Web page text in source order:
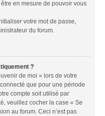
en mesure de pouvoir vous
votre mot de passe,
du forum.
?
de moi » lors de votre
que pour une période
compte soit utilisé par
veuillez cocher la case « Se
au forum. Ceci n’est pas